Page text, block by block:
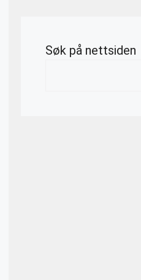
Søk på nettsiden